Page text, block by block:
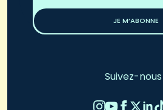
JE M’ABONNE
Suivez-